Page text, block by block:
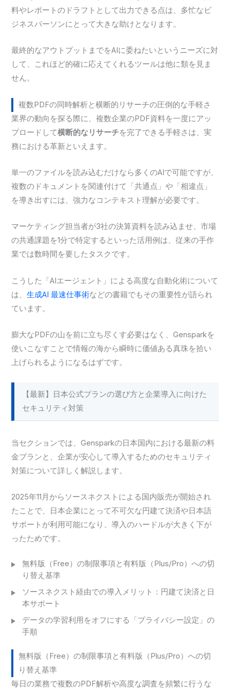
料やレポートのドラフトとして出力できる点は、多忙なビ
ジネスパーソンにとって大きな助けとなります。
最終的なアウトプットまでをAIに委ねたいというニーズに対
して、これほど的確に応えてくれるツールは他に類を見ま
せん。
複数PDFの同時解析と横断的リサーチの圧倒的な手軽さ
業界の動向を探る際に、複数企業のPDF資料を一度にアッ
プロードして横断的なリサーチを完了できる手軽さは、実
務における革新といえます。
単一のファイルを読み込むだけなら多くのAIで可能ですが、
複数のドキュメントを関連付けて「共通点」や「相違点」
を導き出すには、強力なコンテキスト理解が必要です。
マーケティング担当者が3社の決算資料を読み込ませ、市場
の共通課題を1分で特定するといった活用例は、従来の手作
業では数時間を要したタスクです。
こうした「AIエージェント」による高度な自動化術について
は、生成AI 最速仕事術などの書籍でもその重要性が語られ
ています。
膨大なPDFの山を前に立ち尽くす必要はなく、Gensparkを
使いこなすことで情報の海から瞬時に価値ある真珠を拾い
上げられるようになるはずです。
【最新】日本公式プランの選び方と企業導入に向けた
セキュリティ対策
当セクションでは、Gensparkの日本国内における最新の料
金プランと、企業が安心して導入するためのセキュリティ
対策について詳しく解説します。
2025年11月からソースネクストによる国内販売が開始され
たことで、日本企業にとって不可欠な円建て決済や日本語
サポートが利用可能になり、導入のハードルが大きく下が
ったためです。
無料版（Free）の制限事項と有料版（Plus/Pro）への切
り替え基準
ソースネクスト経由での導入メリット：円建て決済と日
本サポート
データの学習利用をオフにする「プライバシー設定」の
手順
無料版（Free）の制限事項と有料版（Plus/Pro）への切
り替え基準
毎日の業務で複数のPDF解析や高度な調査を頻繁に行うな